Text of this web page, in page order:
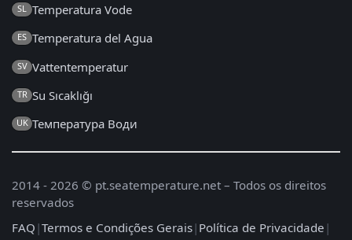
SL Temperatura Vode
ES Temperatura del Agua
SV Vattentemperatur
TR Su Sıcaklığı
UK Температура Води
2014 - 2026 © pt.seatemperature.net – Todos os direitos
reservados
FAQ |Termos e Condições Gerais| Política de Privacidade |